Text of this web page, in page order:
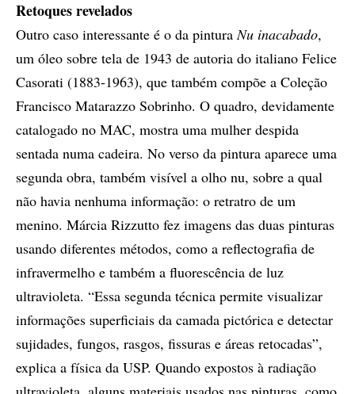
Retoques revelados
Outro caso interessante é o da pinturaNu inacabado,
um óleo sobre tela de 1943 de autoria do italiano Felice
Casorati (1883-1963), que também compõe a Coleção
Francisco Matarazzo Sobrinho. O quadro, devidamente
catalogado no MAC, mostra uma mulher despida
sentada numa cadeira. No verso da pintura aparece uma
segunda obra, também visível a olho nu, sobre a qual
não havia nenhuma informação: o retratro de um
menino. Márcia Rizzutto fez imagens das duas pinturas
usando diferentes métodos, como a reflectografia de
infravermelho e também a fluorescência de luz
ultravioleta. “Essa segunda técnica permite visualizar
informações superficiais da camada pictórica e detectar
sujidades, fungos, rasgos, fissuras e áreas retocadas”,
explica a física da USP. Quando expostos à radiação